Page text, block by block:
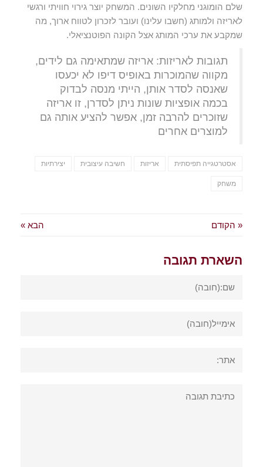
שלם הומוגני מחלקיו השונים. המשחק יוצר גירוי חוויתי ורגשי
לאריזה ולמותג (חשבו עלינו) ועובר לזכרון לטווח ארוך, מה
שמקבע את ערכי המותג אצל הקונה הפוטנציאלי.
תגובות לאריזות: אריזה שמתאימה גם לידים,
מקווה שהמוכרות באופיס דיפו לא יכעסו
שאנסה לסדר אותן, הייתי מנסה לבדוק
בכמה אופציות שונות ניתן לסדרן, זו אריזה
שזוכרים להרבה זמן, אפשר להציע אותה גם
למוצרים אחרים
אסטרטגייה תפיסתית אריזות חשיבה עיצובית יצירתיות
משחק
« הקודם הבא »
השארת תגובה